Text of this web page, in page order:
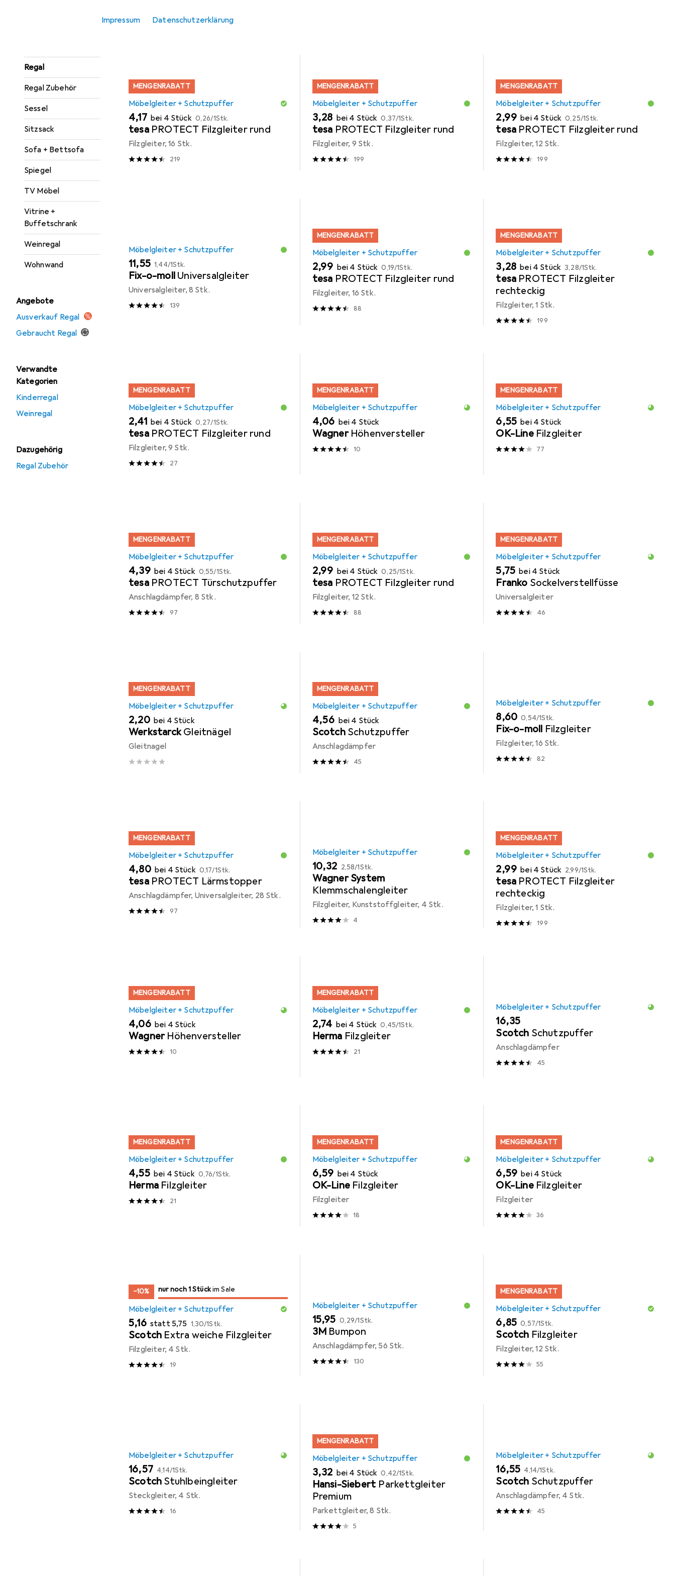
Impressum Datenschutzerklärung
Regal
Regal Zubehör
Sessel
Sitzsack
Sofa + Bettsofa
Spiegel
TV Möbel
Vitrine +
Buffetschrank
Weinregal
Wohnwand
Angebote
Ausverkauf Regal
Gebraucht Regal
Verwandte
Kategorien
Kinderregal
Weinregal
Dazugehörig
Regal Zubehör
Sortieren nach
Relevanz
MENGENRABATT
Möbelgleiter + Schutzpuffer
EUR
4,17 bei 4 Stück EUR
0,26/1Stk.
tesa PROTECT Filzgleiter rund
Filzgleiter, 16 Stk.
219
MENGENRABATT
Möbelgleiter + Schutzpuffer
EUR
3,28 bei 4 Stück EUR
0,37/1Stk.
tesa PROTECT Filzgleiter rund
Filzgleiter, 9 Stk.
199
MENGENRABATT
Möbelgleiter + Schutzpuffer
EUR
2,99 bei 4 Stück EUR
0,25/1Stk.
tesa PROTECT Filzgleiter rund
Filzgleiter, 12 Stk.
199
Möbelgleiter + Schutzpuffer
EUR
11,55 EUR
1,44/1Stk.
Fix-o-moll Universalgleiter
Universalgleiter, 8 Stk.
139
MENGENRABATT
Möbelgleiter + Schutzpuffer
EUR
2,99 bei 4 Stück EUR
0,19/1Stk.
tesa PROTECT Filzgleiter rund
Filzgleiter, 16 Stk.
88
MENGENRABATT
Möbelgleiter + Schutzpuffer
EUR
3,28 bei 4 Stück EUR
3,28/1Stk.
tesa PROTECT Filzgleiter
rechteckig
Filzgleiter, 1 Stk.
199
MENGENRABATT
Möbelgleiter + Schutzpuffer
EUR
2,41 bei 4 Stück EUR
0,27/1Stk.
tesa PROTECT Filzgleiter rund
Filzgleiter, 9 Stk.
27
MENGENRABATT
Möbelgleiter + Schutzpuffer
EUR
4,06 bei 4 Stück
Wagner Höhenversteller
10
MENGENRABATT
Möbelgleiter + Schutzpuffer
EUR
6,55 bei 4 Stück
OK-Line Filzgleiter
77
MENGENRABATT
Möbelgleiter + Schutzpuffer
EUR
4,39 bei 4 Stück EUR
0,55/1Stk.
tesa PROTECT Türschutzpuffer
Anschlagdämpfer, 8 Stk.
97
MENGENRABATT
Möbelgleiter + Schutzpuffer
EUR
2,99 bei 4 Stück EUR
0,25/1Stk.
tesa PROTECT Filzgleiter rund
Filzgleiter, 12 Stk.
88
MENGENRABATT
Möbelgleiter + Schutzpuffer
EUR
5,75 bei 4 Stück
Franko Sockelverstellfüsse
Universalgleiter
46
MENGENRABATT
Möbelgleiter + Schutzpuffer
EUR
2,20 bei 4 Stück
Werkstarck Gleitnägel
Gleitnagel
MENGENRABATT
Möbelgleiter + Schutzpuffer
EUR
4,56 bei 4 Stück
Scotch Schutzpuffer
Anschlagdämpfer
45
Möbelgleiter + Schutzpuffer
EUR
8,60 EUR
0,54/1Stk.
Fix-o-moll Filzgleiter
Filzgleiter, 16 Stk.
82
MENGENRABATT
Möbelgleiter + Schutzpuffer
EUR
4,80 bei 4 Stück EUR
0,17/1Stk.
tesa PROTECT Lärmstopper
Anschlagdämpfer, Universalgleiter, 28 Stk.
97
Möbelgleiter + Schutzpuffer
EUR
10,32 EUR
2,58/1Stk.
Wagner System
Klemmschalengleiter
Filzgleiter, Kunststoffgleiter, 4 Stk.
4
MENGENRABATT
Möbelgleiter + Schutzpuffer
EUR
2,99 bei 4 Stück EUR
2,99/1Stk.
tesa PROTECT Filzgleiter
rechteckig
Filzgleiter, 1 Stk.
199
MENGENRABATT
Möbelgleiter + Schutzpuffer
EUR
4,06 bei 4 Stück
Wagner Höhenversteller
10
MENGENRABATT
Möbelgleiter + Schutzpuffer
EUR
2,74 bei 4 Stück EUR
0,45/1Stk.
Herma Filzgleiter
21
Möbelgleiter + Schutzpuffer
EUR
16,35
Scotch Schutzpuffer
Anschlagdämpfer
45
MENGENRABATT
Möbelgleiter + Schutzpuffer
EUR
4,55 bei 4 Stück EUR
0,76/1Stk.
Herma Filzgleiter
21
MENGENRABATT
Möbelgleiter + Schutzpuffer
EUR
6,59 bei 4 Stück
OK-Line Filzgleiter
Filzgleiter
18
MENGENRABATT
Möbelgleiter + Schutzpuffer
EUR
6,59 bei 4 Stück
OK-Line Filzgleiter
Filzgleiter
36
−10% noch 1 Stückim Sale
nur noch 1 Stückim Sale
Möbelgleiter + Schutzpuffer
EUR
5,16 statt EUR
5,75 EUR
1,30/1Stk.
Scotch Extra weiche Filzgleiter
Filzgleiter, 4 Stk.
19
Möbelgleiter + Schutzpuffer
EUR
15,95 EUR
0,29/1Stk.
3M Bumpon
Anschlagdämpfer, 56 Stk.
130
MENGENRABATT
Möbelgleiter + Schutzpuffer
EUR
6,85 EUR
0,57/1Stk.
Scotch Filzgleiter
Filzgleiter, 12 Stk.
55
Möbelgleiter + Schutzpuffer
EUR
16,57 EUR
4,14/1Stk.
Scotch Stuhlbeingleiter
Steckgleiter, 4 Stk.
16
MENGENRABATT
Möbelgleiter + Schutzpuffer
EUR
3,32 bei 4 Stück EUR
0,42/1Stk.
Hansi-Siebert Parkettgleiter
Premium
Parkettgleiter, 8 Stk.
5
Möbelgleiter + Schutzpuffer
EUR
16,55 EUR
4,14/1Stk.
Scotch Schutzpuffer
Anschlagdämpfer, 4 Stk.
45